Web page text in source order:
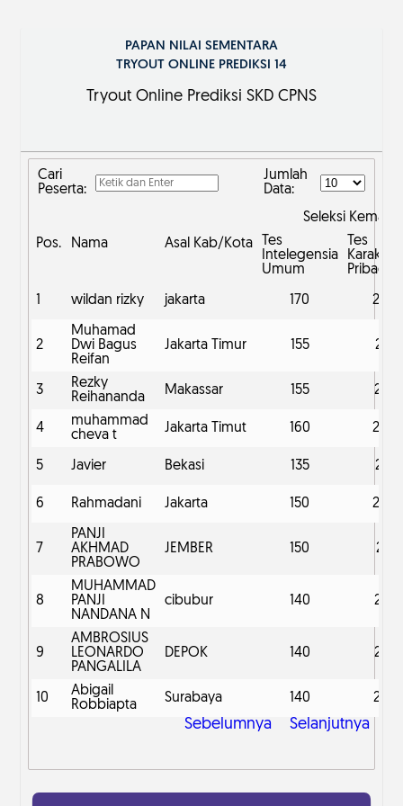
PAPAN NILAI SEMENTARA
TRYOUT ONLINE PREDIKSI 14
Tryout Online Prediksi SKD CPNS
Cari
Peserta:
Jumlah
Data:
Pos. Nama Asal Kab/Kota
Seleksi
Tes
Intelegensia
Umum
Tes
Pribadi
1 wildan rizky jakarta 170 206
2
Muhamad
Dwi Bagus
Reifan
Jakarta Timur 155 215
3
Rezky
Reihananda
Makassar 155 214
4
muhammad
cheva t
Jakarta Timut 160 209
5 Javier Bekasi 135 221
6 Rahmadani Jakarta 150 204
7
PANJI
AKHMAD
PRABOWO
JEMBER 150 211
8
MUHAMMAD
PANJI
NANDANA N
cibubur 140 210
9
AMBROSIUS
LEONARDO
PANGALILA
DEPOK 140 214
10
Abigail
Robbiapta
Surabaya 140 203
Sebelumnya Selanjutnya